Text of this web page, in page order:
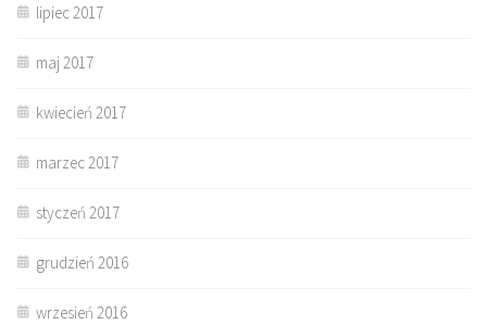
lipiec 2017
maj 2017
kwiecień 2017
marzec 2017
styczeń 2017
grudzień 2016
wrzesień 2016